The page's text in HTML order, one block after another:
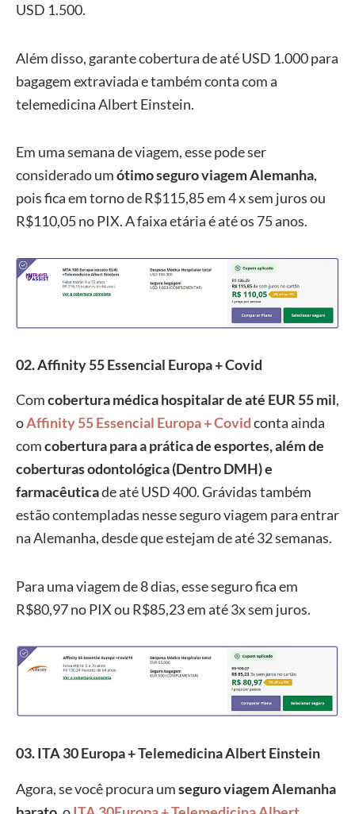
USD 1.500.
Além disso, garante cobertura de até USD 1.000 para
bagagem extraviada e também conta com a
telemedicina Albert Einstein.
Em uma semana de viagem, esse pode ser
considerado umótimo seguro viagem Alemanha,
pois fica em torno de R$115,85 em 4 x sem juros ou
R$110,05 no PIX. A faixa etária é até os 75 anos.
02. Affinity 55 Essencial Europa + Covid
Comcobertura médica hospitalar de até EUR 55 mil,
oAffinity 55 Essencial Europa + Covidconta ainda
comcobertura para a prática de esportes, além de
coberturas odontológica (Dentro DMH) e
farmacêuticade até USD 400. Grávidas também
estão contempladas nesse seguro viagem para entrar
na Alemanha, desde que estejam de até 32 semanas.
Para uma viagem de 8 dias, esse seguro fica em
R$80,97 no PIX ou R$85,23 em até 3x sem juros.
03. ITA 30 Europa + Telemedicina Albert Einstein
Agora, se você procura umseguro viagem Alemanha